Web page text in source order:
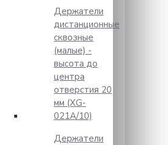
Держатели
дистанционные
сквозные
(малые) -
высота до
центра
отверстия 20
мм (XG-
021A/10)
Держатели